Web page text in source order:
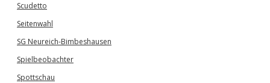
Scudetto
Seitenwahl
SG Neureich-Bimbeshausen
Spielbeobachter
Spottschau